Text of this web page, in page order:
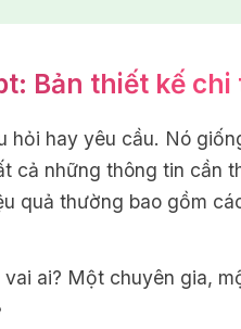
Bản thiết kế chi
hỏi hay yêu cầu. Nó
cả những thông tin cần
quả thường bao gồm
vai ai? Một chuyên gia,